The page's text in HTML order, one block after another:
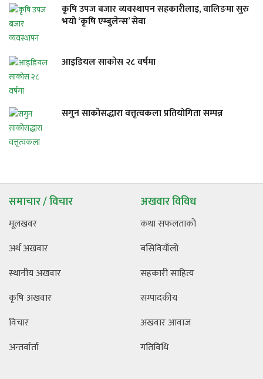
कृषि उपज बजार व्यवस्थापन सहकारीलाइ, वालिङमा सुरु
भयो ‘कृषि एम्बुलेन्स’ सेवा
आइडियल साकोस २८ वर्षमा
सगुन साकोसद्धारा वत्तृत्वकला प्रतियोगिता सम्पन्न
समाचार / विचार
मूलखवर
अर्थ अखवार
स्थानीय अखवार
कृषि अखवार
विचार
अन्तर्वार्ता
अखवार विविध
कथा सफलताको
बसिवियाँलो
सहकारी साहित्य
सम्पादकीय
अखवार आवाज
गतिविधि